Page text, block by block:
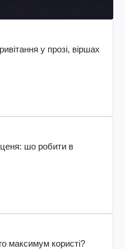
у прозі, віршах
шо робити в
максимум користі?